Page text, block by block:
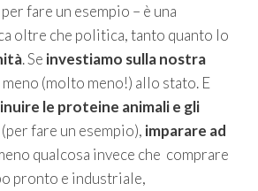
per fare un esempio – è una
oltre che politica, tanto quanto lo
. Se investiamo sulla nostra
(molto meno!) allo stato. E
le proteine animali e gli
(per fare un esempio), imparare ad
qualcosa invece che comprare
pronto e industriale,